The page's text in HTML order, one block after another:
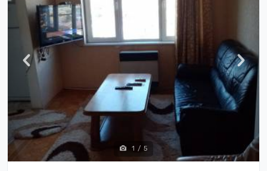
1 / 5